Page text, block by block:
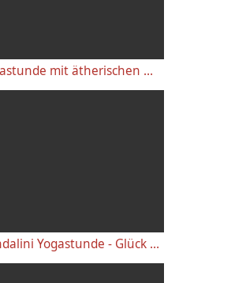
Yogastunde mit ätherischen Ölen - Vishnu Shakti Wende
Kundalini Yogastunde - Glück und grüne Energie - Willem Wittstamm - Yogakongress 2019